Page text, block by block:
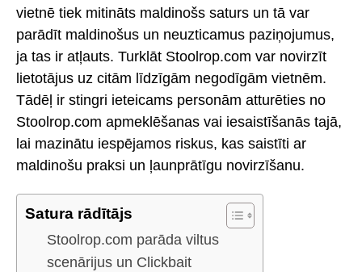
vietnē tiek mitināts maldinošs saturs un tā var
parādīt maldinošus un neuzticamus paziņojumus,
ja tas ir atļauts. Turklāt Stoolrop.com var novirzīt
lietotājus uz citām līdzīgām negodīgām vietnēm.
Tādēļ ir stingri ieteicams personām atturēties no
Stoolrop.com apmeklēšanas vai iesaistīšanās tajā,
lai mazinātu iespējamos riskus, kas saistīti ar
maldinošu praksi un ļaunprātīgu novirzīšanu.
Satura rādītājs
Stoolrop.com parāda viltus
scenārijus un Clickbait